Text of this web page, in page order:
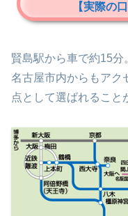
【実際の
賢島駅から車で約15分
名古屋市内からもアク
点として選ばれること